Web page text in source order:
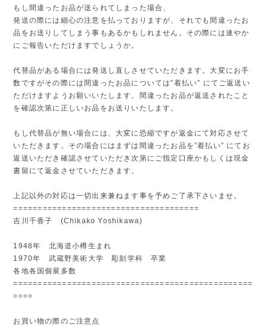
もし間違ったお品が送られてしまった場合、
発送の際には細心の注意を払っておりますが、それでも間違ったお
品をお送りしてしまう事もあるかもしれません。その際には速やか
にご報告いただけますでしょうか。
代替品がある場合には発送し直しさせていただきます。大変にお手
数ですがその際には間違ったお品については”着払い” にてご返送い
ただけますようお願いいたします。間違ったお品が返送されたこと
を確認次第に正しいお品をお送りいたします。
もし代替品が無い場合には、大変に恐縮ですが返金にて対応させて
いただきます。その場合にはまずは間違ったお品を”着払い” にてお
返送いただき確認させていただき次第にご指定口座かもしくは現金
書留にて返金させていただきます。
上記以外の対応は一切出来兼ねます事を予めご了承下さいませ。
======================================
吉川千香子 (Chikako Yoshikawa)
1948年 北海道小樽生まれ
1970年 武蔵野美術大学 彫刻学科 卒業
各地各国個展多数
=================================================
====
お買い物の際のご注意点